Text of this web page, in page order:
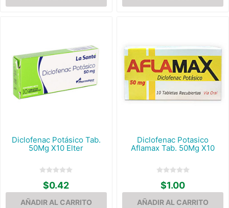
Diclofenac Potásico Tab.
50Mg X10 Elter
$0.42
Diclofenac Potasico
Aflamax Tab. 50Mg X10
$1.00